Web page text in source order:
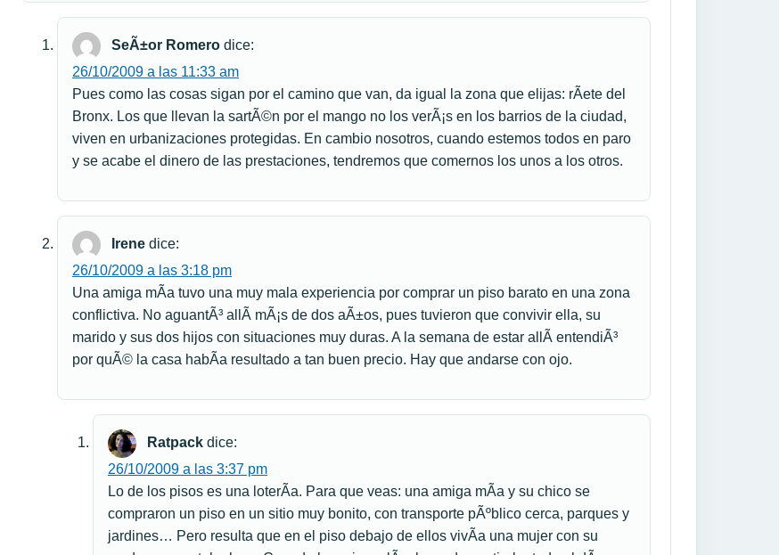
SeÃ±or Romero dice:
26/10/2009 a las 11:33 am
Pues como las cosas sigan por el camino que van, da igual la zona que elijas: rÃ­ete del
Bronx. Los que llevan la sartÃ©n por el mango no los verÃ¡s en los barrios de la ciudad,
viven en urbanizaciones protegidas. En cambio nosotros, cuando estemos todos en paro
y se acabe el dinero de las prestaciones, tendremos que comernos los unos a los otros.
Irene dice:
26/10/2009 a las 3:18 pm
Una amiga mÃ­a tuvo una muy mala experiencia por comprar un piso barato en una zona
conflictiva. No aguantÃ³ allÃ­ mÃ¡s de dos aÃ±os, pues tuvieron que convivir ella, su
marido y sus dos hijos con situaciones muy duras. A la semana de estar allÃ­ entendiÃ³
por quÃ© la casa habÃ­a resultado a tan buen precio. Hay que andarse con ojo.
Ratpack dice:
26/10/2009 a las 3:37 pm
Lo de los pisos es una loterÃ­a. Para que veas: una amiga mÃ­a y su chico se
compraron un piso en un sitio muy bonito, con transporte pÃºblico cerca, parques y
jardines… Pero resulta que en el piso debajo de ellos vivÃ­a una mujer con su